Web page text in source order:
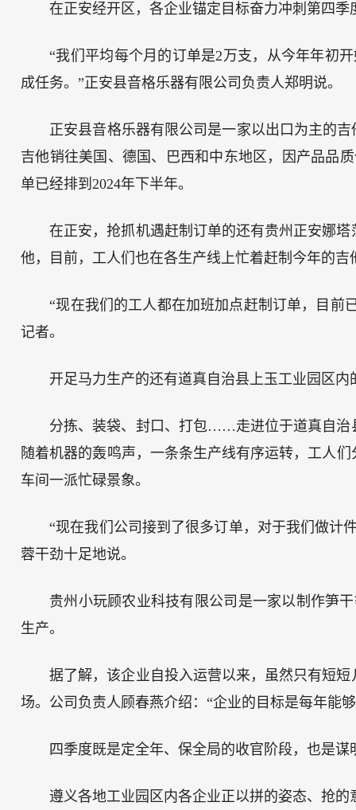
在正安经开区，各企业锚定目标奋力冲刺第四
“我们平均每个月的订单是2万支，从今年年初
成任务。”正安县音格乐器有限公司负责人郑明说。
正安县音格乐器有限公司是一家以出口为主的
吉他销往美国、德国、巴西和中东地区，因产品品
单已经排到2024年下半年。
在正安，抢抓机遇赶制订单的还有贵州正安娜
他，目前，工人们也在各生产线上忙着赶制今年的
“现在我们的工人都在加班加点赶制订单，目前
记者。
开足马力生产的还有道真自治县上玉工业园区
分拣、装袋、封口、打包……走进位于道真自治
随着机器的轰鸣声，一条条生产线有序运转，工人
车间一派忙碌景象。
“现在我们公司接到了很多订单，对于我们做计
蓉干劲十足地说。
贵州小玩顾农业科技有限公司是一家以制作笋
生产。
据了解，该企业自投入运营以来，虽然只有短
场。公司负责人顾春燕介绍：“企业的目标是每年能
四季度既是定全年、保全局的收官阶段，也是
遵义各地工业园区内各企业正以拼的姿态、抢